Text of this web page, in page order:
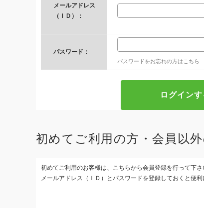
メールアドレス
（ＩＤ）：
パスワード：
パスワードをお忘れの方はこちら
初めてご利用の方・会員以
初めてご利用のお客様は、こちらから会員登録を行って下さ
メールアドレス（ＩＤ）とパスワードを登録しておくと便